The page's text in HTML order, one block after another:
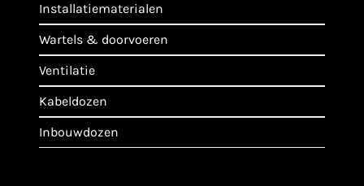
installatiematerialen
wartels & doorvoeren
ventilatie
kabeldozen
inbouwdozen